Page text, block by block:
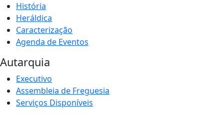
História
Heráldica
Caracterização
Agenda de Eventos
Autarquia
Executivo
Assembleia de Freguesia
Serviços Disponíveis